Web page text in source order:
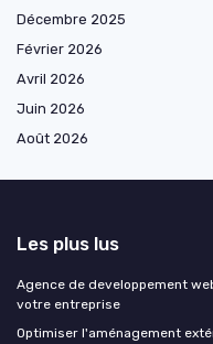
Décembre 2025
Février 2026
Avril 2026
Juin 2026
Août 2026
Les plus lus
Agence de developpement
votre entreprise
Optimiser l'aménagement